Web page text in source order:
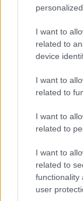
I want to
related to
device
I want to
related to
I want to
related to
I want to
related to
functionality
user
Η
τις
τον
Έξι
εφάπαξ
«Could it
Matthew